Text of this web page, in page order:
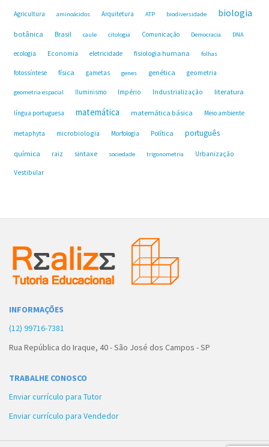
Agricultura aminoácidos Arquitetura ATP biodiversidade biologia
botânica Brasil caule citologia Comunicação Democracia DNA
ecologia Economia eletricidade fisiologia humana folhas
fotossíntese física gametas genes genética geometria
geometria espacial Iluminismo Império Industrialização literatura
língua portuguesa matemática matemática básica Meio ambiente
metaphyta microbiologia Morfologia Política português
química raiz sintaxe sociedade trigonometria Urbanização
Vestibular
INFORMAÇÕES
(12) 99716-7381
Rua República do Iraque, 40 - São José dos Campos - SP
TRABALHE CONOSCO
Enviar currículo para Tutor
Enviar currículo para Vendedor